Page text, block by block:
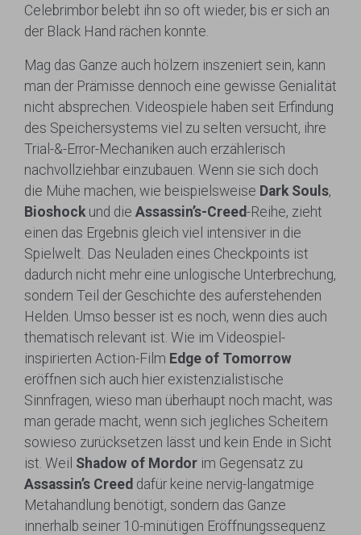
Celebrimbor belebt ihn so oft wieder, bis er sich an
der Black Hand rächen konnte.
Mag das Ganze auch hölzern inszeniert sein, kann
man der Prämisse dennoch eine gewisse Genialität
nicht absprechen. Videospiele haben seit Erfindung
des Speichersystems viel zu selten versucht, ihre
Trial-&-Error-Mechaniken auch erzählerisch
nachvollziehbar einzubauen. Wenn sie sich doch
die Mühe machen, wie beispielsweise Dark Souls,
Bioshockund die Assassin’s-Creed-Reihe, zieht
einen das Ergebnis gleich viel intensiver in die
Spielwelt. Das Neuladen eines Checkpoints ist
dadurch nicht mehr eine unlogische Unterbrechung,
sondern Teil der Geschichte des auferstehenden
Helden. Umso besser ist es noch, wenn dies auch
thematisch relevant ist. Wie im Videospiel-
inspirierten Action-Film Edge of Tomorrow
eröffnen sich auch hier existenzialistische
Sinnfragen, wieso man überhaupt noch macht, was
man gerade macht, wenn sich jegliches Scheitern
sowieso zurücksetzen lässt und kein Ende in Sicht
ist. Weil Shadow of Mordor im Gegensatz zu
Assassin’s Creed dafür keine nervig-langatmige
Metahandlung benötigt, sondern das Ganze
innerhalb seiner 10-minütigen Eröffnungssequenz